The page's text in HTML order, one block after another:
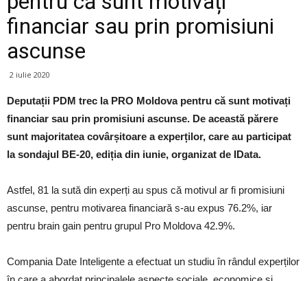
financiar sau prin promisiuni
ascunse
2 iulie 2020
Deputații PDM trec la PRO Moldova pentru că sunt motivați
financiar sau prin promisiuni ascunse. De această părere
sunt majoritatea covârșitoare a experților, care au participat
la sondajul BE-20, ediția din iunie, organizat de IData.
Astfel, 81 la sută din experți au spus că motivul ar fi promisiuni
ascunse, pentru motivarea financiară s-au expus 76.2%, iar
pentru brain gain pentru grupul Pro Moldova 42.9%.
Compania Date Inteligente a efectuat un studiu în rândul experților